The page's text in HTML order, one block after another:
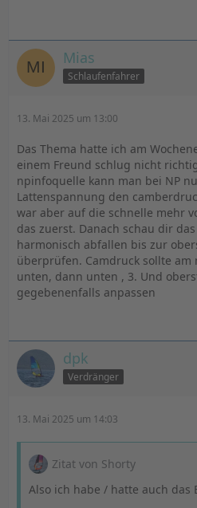
Mias
Schlaufenfahrer
13. Mai 2025 um 13:00
Das Thema hatte ich am
einem Freund schlug nicht
npinfoquelle kann man bei NP
Lattenspannung den
war aber auf die schnelle mehr
das zuerst. Danach schau dir
harmonisch abfallen bis zur
überprüfen. Camdruck sollte am
unten, dann unten , 3. Und
gegebenenfalls anpassen
dpk
Verdränger
13. Mai 2025 um 14:03
Zitat von Shorty
Also ich habe / hatte auch das